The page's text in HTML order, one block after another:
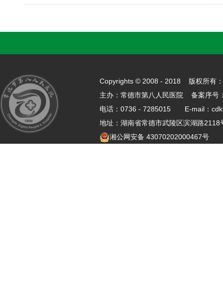
Copyrights © 2008 - 2018 版权所有
主办：常德市第八人民医院 备案序号
电话：0736 - 7285015 E-mail：
地址：湖南省常德市武陵区滨湖路
湘公网安备 43070202000467号